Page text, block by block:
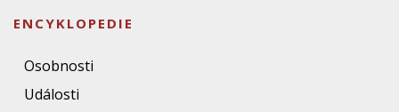
ENCYKLOPEDIE
Osobnosti
Události